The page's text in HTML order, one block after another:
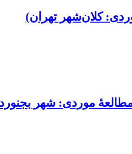
کلان‌شهر تهران)
موردی: شهر